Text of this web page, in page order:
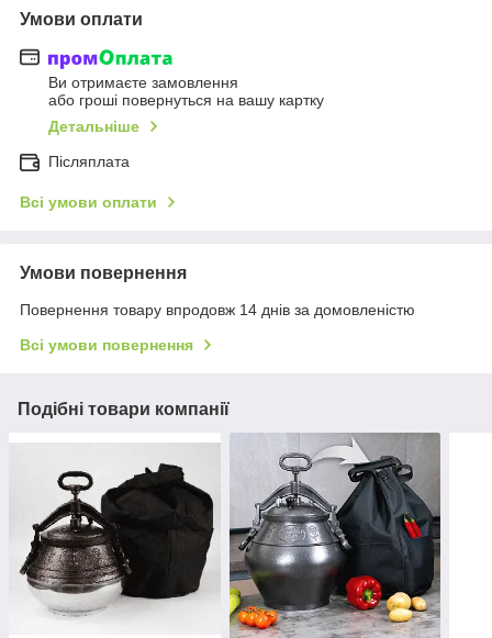
Умови оплати
Ви отримаєте замовлення
або гроші повернуться на вашу картку
Детальніше
Післяплата
Всі умови оплати
Умови повернення
Повернення товару впродовж 14 днів за домовленістю
Всі умови повернення
Подібні товари компанії